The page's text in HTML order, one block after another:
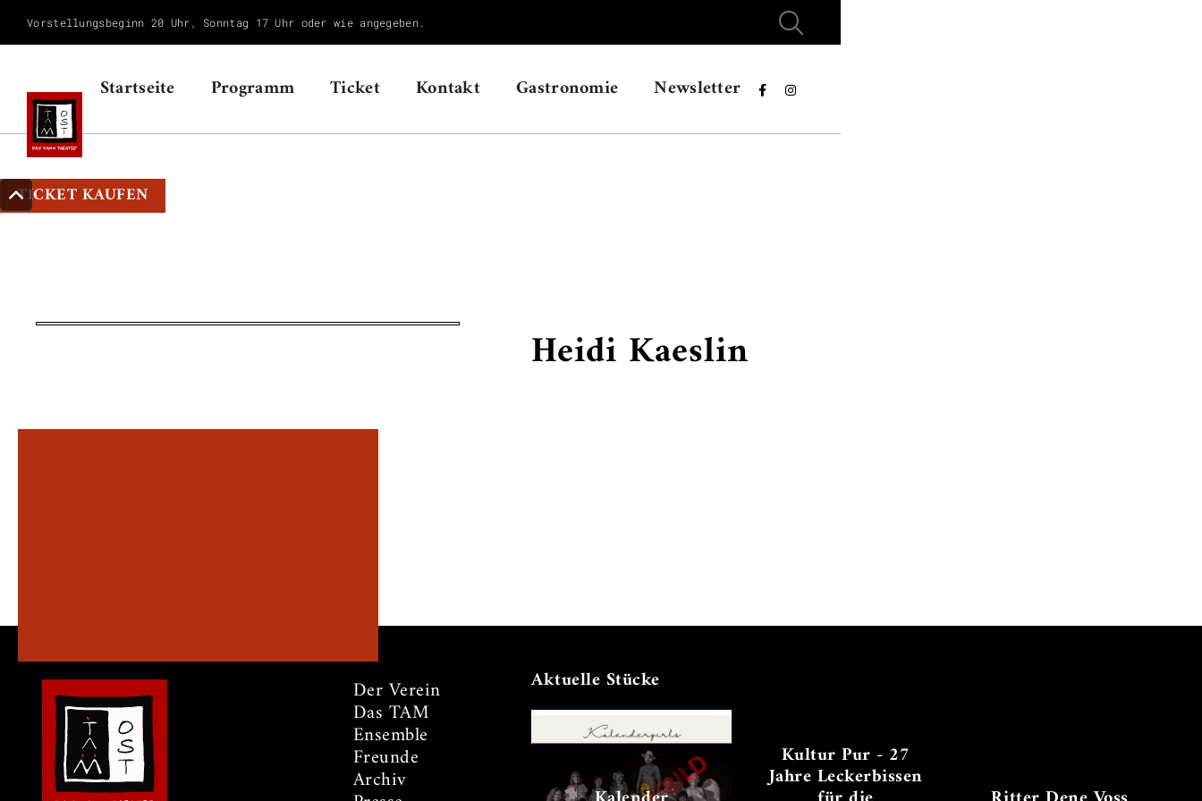
Vorstellungsbeginn 20 Uhr, Sonntag 17 Uhr oder wie angegeben.
Startseite Programm Ticket Kontakt Gastronomie Newsletter  
TICKET KAUFEN
Heidi Kaeslin
Der Verein
Das TAM
Ensemble
Freunde
Archiv
Aktuelle Stücke
Kultur Pur - 27
Jahre Leckerbissen